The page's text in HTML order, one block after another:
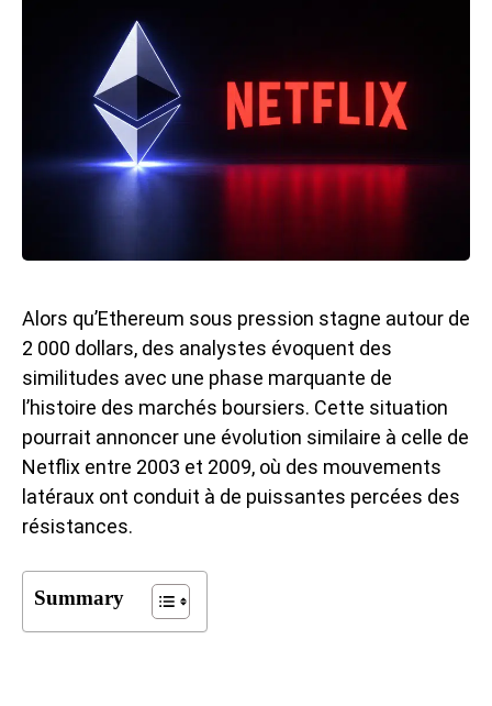
Alors qu’Ethereum sous pression stagne autour de
2 000 dollars, des analystes évoquent des
similitudes avec une phase marquante de
l’histoire des marchés boursiers. Cette situation
pourrait annoncer une évolution similaire à celle de
Netflix entre 2003 et 2009, où des mouvements
latéraux ont conduit à de puissantes percées des
résistances.
Summary